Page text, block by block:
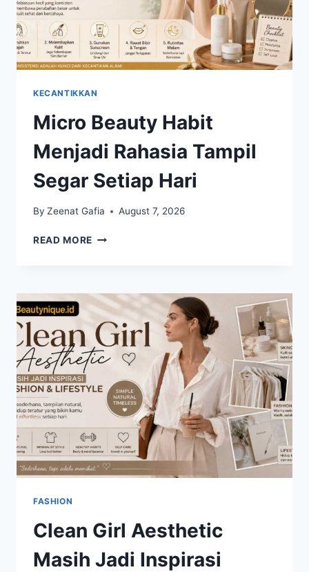
KECANTIKKAN
Micro Beauty Habit
Menjadi Rahasia Tampil
Segar Setiap Hari
By Zeenat Gafia August 7, 2026
READ MORE MICRO
RAHASIA
TAMPIL
SEGAR
SETIAP
HARI
FASHION
Clean Girl Aesthetic
Masih Jadi Inspirasi